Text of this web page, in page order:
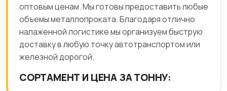
оптовым ценам. Мы готовы предоставить любые
объемы металлопроката. Благодаря отлично
налаженной логистике мы организуем быструю
доставку в любую точку автотранспортом или
железной дорогой.
СОРТАМЕНТ И ЦЕНА ЗА ТОННУ: